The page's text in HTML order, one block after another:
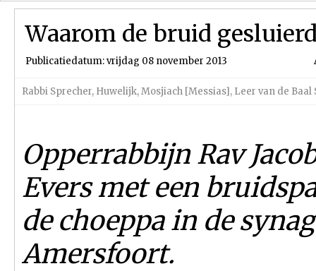
Waarom de bruid
Publicatiedatum: vrijdag 08 november 2013
Rabbi Sprecher, Huwelijk,Mosjiach [Messias], Leer van de Baal
Opperrabbijn Rav
Evers met een
de choeppa in de
Amersfoort.